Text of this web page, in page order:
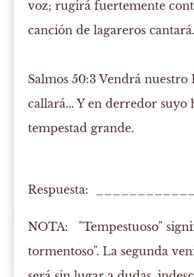
voz; rugirá fuertemente
canción de lagareros cantará.
Salmos 50:3 Vendrá nuestro
callará... Y en derredor suyo
tempestad grande.
Respuesta:
NOTA: "Tempestuoso"
tormentoso". La segunda